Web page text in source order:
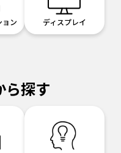
ョン ディスプレイ
ら探す